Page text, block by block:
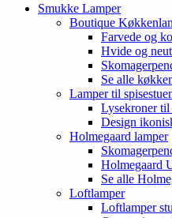
Smukke Lamper
Boutique
Farvede og
Hvide og
Se alle
Lamper til
Lysekroner til
Design
Holmegaard lamper
Holmegaard
Se alle
Loftlamper
Loftlamper